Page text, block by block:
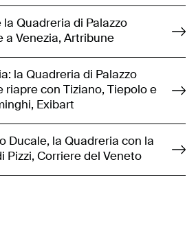
la Quadreria di Palazzo
a Venezia, Artribune
la Quadreria di Palazzo
riapre con Tiziano, Tiepolo e
Exibart
Ducale, la Quadreria con la
Pizzi, Corriere del Veneto